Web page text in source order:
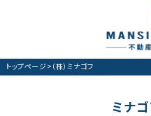
トップページ> （株）ミナゴフ
ミナ